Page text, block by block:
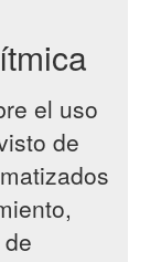
el uso
de